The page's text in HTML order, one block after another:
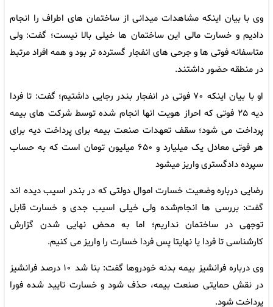
وی با بیان اینکه مشاهدات میدانی از ساختمان های اطراف را انجام
دادیم و خسارت مالی این ساختمان ها خیلی بالا نیست؛ گفت: ولی
متاسفانه فوتی ها و جرحی های انفجار گسترده تر بود و همه افراد مرتبط
در منطقه حضور داشتند.
او با بیان اینکه ۷۰ فوتی در انفجار بندر رجایی داشتیم؛ گفت: تا فردا
دیه ۲۵ فوتی که احراز هویت انها انجام شده توسط شرکت های بیمه
پرداخت می شود؛ سقف تعهدات صنعت بیمه برای پرداخت دیه برای
هر فوتی معادل یک میلیارد و ۶۵۰ میلیون تومان است که به حساب
سپرده دادگستری واریز میشود
رضایی درباره وضعیت خسارت اموال دولتی که در بندر اسیب دیده اند
گفت: بررسی ها انجام‌شده ولی خیلی اسیب جدی و خسارت قابل
توجهی در ساختمان نداریم؛ اما به محض نهایی شدن گزارش
کارشناسی تا فردا یا نهایتا پس فردا خسارت را واریز می کنیم.
وی درباره فرانشیز بیمه بدنه خودروها گفت: بنا شد ۱۰ درصد فرانشیز
در نقش حمایتی صنعت بیمه، حذف شود و خسارت تایید شده فورا
پرداخت شود.